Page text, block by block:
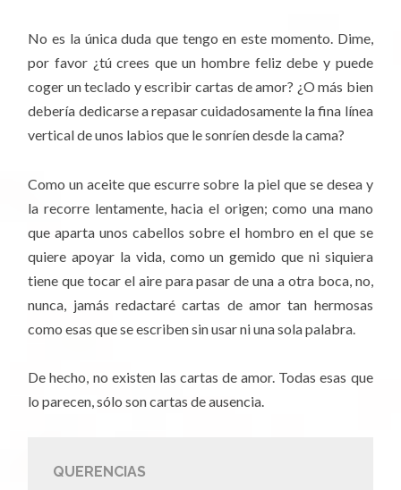
No es la única duda que tengo en este momento. Dime,
por favor ¿tú crees que un hombre feliz debe y puede
coger un teclado y escribir cartas de amor? ¿O más bien
debería dedicarse a repasar cuidadosamente la fina línea
vertical de unos labios que le sonríen desde la cama?
Como un aceite que escurre sobre la piel que se desea y
la recorre lentamente, hacia el origen; como una mano
que aparta unos cabellos sobre el hombro en el que se
quiere apoyar la vida, como un gemido que ni siquiera
tiene que tocar el aire para pasar de una a otra boca, no,
nunca, jamás redactaré cartas de amor tan hermosas
como esas que se escriben sin usar ni una sola palabra.
De hecho, no existen las cartas de amor. Todas esas que
lo parecen, sólo son cartas de ausencia.
QUERENCIAS